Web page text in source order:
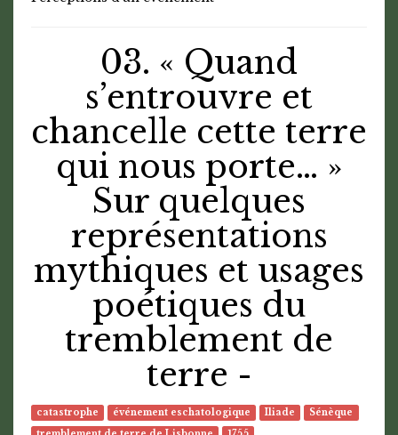
03. « Quand
s’entrouvre et
chancelle cette terre
qui nous porte… »
Sur quelques
représentations
mythiques et usages
poétiques du
tremblement de
terre -
catastrophe événement eschatologique Iliade
Sénèque